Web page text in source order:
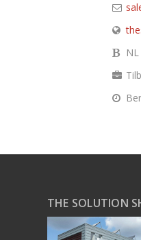
THE SOLUTION